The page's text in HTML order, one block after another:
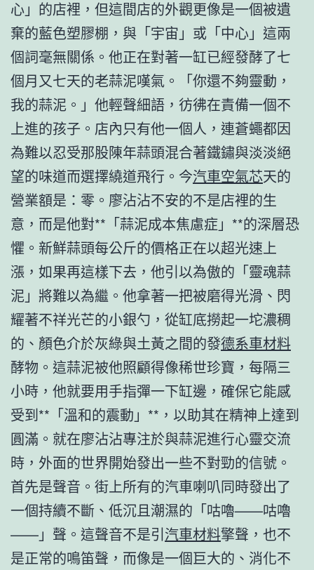
心」的店裡，但這間店的外觀更像是一個被遺
棄的藍色塑膠棚，與「宇宙」或「中心」這兩
個詞毫無關係。他正在對著一缸已經發酵了七
個月又七天的老蒜泥嘆氣。「你還不夠靈動，
我的蒜泥。」他輕聲細語，彷彿在責備一個不
上進的孩子。店內只有他一個人，連蒼蠅都因
為難以忍受那股陳年蒜頭混合著鐵鏽與淡淡絕
望的味道而選擇繞道飛行。今汽車空氣芯天的
營業額是：零。廖沾沾不安的不是店裡的生
意，而是他對**「蒜泥成本焦慮症」**的深層恐
懼。新鮮蒜頭每公斤的價格正在以超光速上
漲，如果再這樣下去，他引以為傲的「靈魂蒜
泥」將難以為繼。他拿著一把被磨得光滑、閃
耀著不祥光芒的小銀勺，從缸底撈起一坨濃稠
的、顏色介於灰綠與土黃之間的發德系車材料
酵物。這蒜泥被他照顧得像稀世珍寶，每隔三
小時，他就要用手指彈一下缸邊，確保它能感
受到**「溫和的震動」**，以助其在精神上達到
圓滿。就在廖沾沾專注於與蒜泥進行心靈交流
時，外面的世界開始發出一些不對勁的信號。
首先是聲音。街上所有的汽車喇叭同時發出了
一個持續不斷、低沉且潮濕的「咕嚕——咕嚕
——」聲。這聲音不是引汽車材料擎聲，也不
是正常的鳴笛聲，而像是一個巨大的、消化不